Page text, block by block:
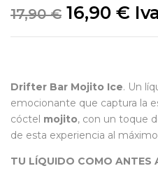
17,90€ 16,90 €
Drifter Bar Mojito Ice. Un
emocionante que captura la
cóctel mojito, con un toque
de esta experiencia al
TU LÍQUIDO COMO ANTES